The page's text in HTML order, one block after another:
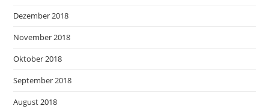
Dezember 2018
November 2018
Oktober 2018
September 2018
August 2018